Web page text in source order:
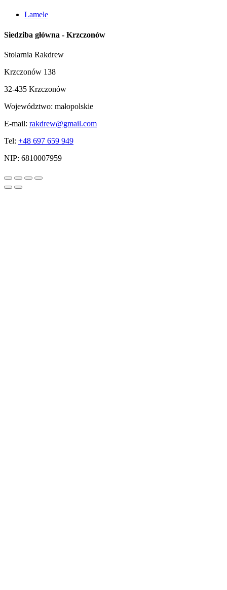
Lamele
Siedziba główna - Krzczonów
Stolarnia Rakdrew
Krzczonów 138
32-435 Krzczonów
Województwo: małopolskie
E-mail: rakdrew@gmail.com
Tel: +48 697 659 949
NIP: 6810007959